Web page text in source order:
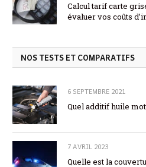
Calcul tarif carte
évaluer vos coûts
NOS TESTS ET COMPARATIFS
6 SEPTEMBRE 2021
Quel additif huile
7 AVRIL 2023
Quelle est la